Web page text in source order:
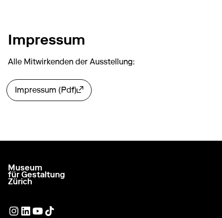
Impressum
Alle Mitwirkenden der Ausstellung:
Impressum (Pdf)
Externer Link
zur Startseite gehen
Museum
für Gestaltung
Zürich
Externer Link
Externer Link
Externer Link
Externer Link